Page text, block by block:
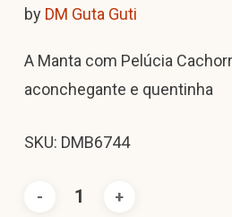
by DM Guta Guti
A Manta com Pelúcia
aconchegante e quentinha
SKU: DMB6744